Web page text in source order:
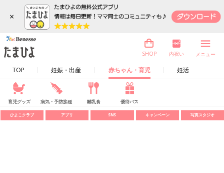
×
TOP 妊娠・出産 赤ちゃん・育児 妊活
SHOP 内祝い メニュー
育児グッズ 病気・予防接種 離乳食 優待パス
ひよこクラブ アプリ SNS キャンペーン 写真スタジオ